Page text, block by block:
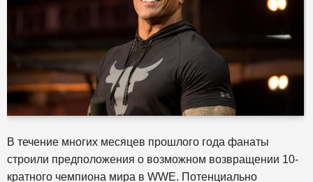
В течение многих месяцев прошлого года фанаты
строили предположения о возможном возвращении 10-
кратного чемпиона мира в WWE. Потенциально